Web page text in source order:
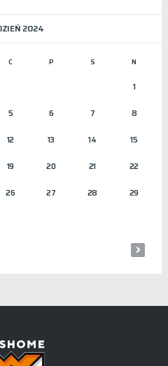
2024
C P S N
1
5 6 7 8
12 13 14 15
19 20 21 22
26 27 28 29